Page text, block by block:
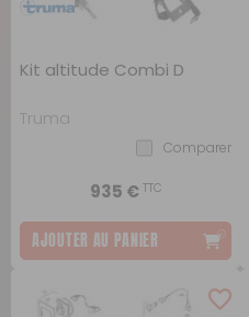
Kit altitude Combi D
Truma
Comparer
935 €TTC
AJOUTER AU PANIER